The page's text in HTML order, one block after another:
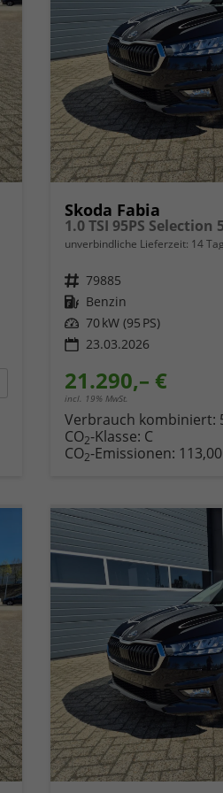
Skoda Fabia
unverbindliche Lieferzeit: 14
Fahrzeugnr. 79885
Kraftstoff Benzin
Leistung 70 kW (95 PS)
23.03.2026
21.290,– €
incl. 19% MwSt.
Verbrauch kombiniert:
CO2-Klasse: C
CO2-Emissionen: